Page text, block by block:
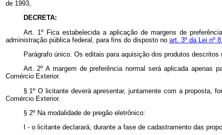
de 1993,
DECRETA:
Art. 1º Fica estabelecida a aplicação de margens de
administração pública federal, para fins do disposto no art. 3º da Lei nº
Parágrafo único. Os editais para aquisição dos produtos
Art. 2º A margem de preferência normal será aplicada apenas
Comércio Exterior.
§ 1º O licitante deverá apresentar, juntamente com a proposta,
Comércio Exterior.
§ 2º Na modalidade de pregão eletrônico:
I - o licitante declarará, durante a fase de cadastramento das